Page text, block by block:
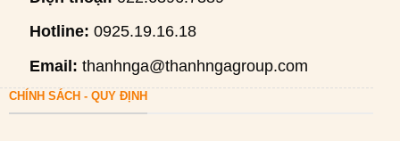
Hotline: 0925.19.16.18
Email: thanhnga@thanhngagroup.com
CHÍNH SÁCH - QUY ĐỊNH